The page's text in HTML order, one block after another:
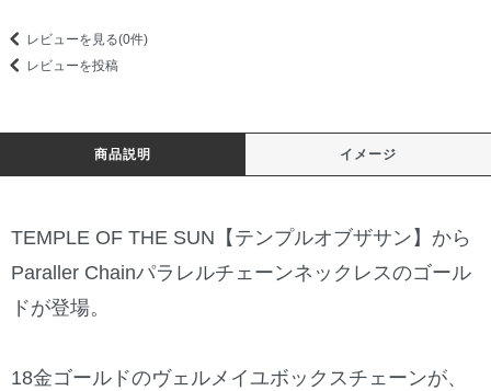
レビューを見る(0件)
レビューを投稿
商品説明 イメージ
TEMPLE OF THE SUN【テンプルオブザサン】から
Paraller Chainパラレルチェーンネックレスのゴール
ドが登場。
18金ゴールドのヴェルメイユボックスチェーンが、